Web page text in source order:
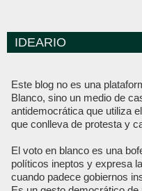
IDEARIO
Este blog no es una
Blanco, sino un medio de
antidemocrática que utiliza
que conlleva de protesta y
El voto en blanco es una
políticos ineptos y expresa
cuando padece gobiernos